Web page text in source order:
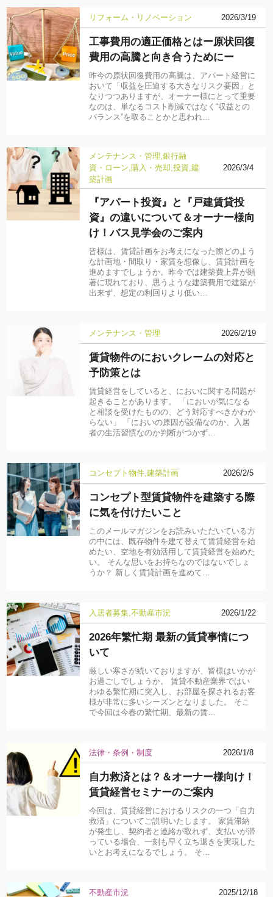
リフォーム・リノベーション 2026/3/19
工事費用の適正価格とはー原状回復
費用の高騰と向き合うためにー
昨今の原状回復費用の高騰は、アパート経営に
おいて「収益を圧迫する大きなリスク要因」と
なりつつありますが、オーナー様にとって重要
なのは、単なるコスト削減ではなく“収益との
バランス”を取ることかと思われ…
メンテナンス・管理 銀行融
資・ローン 購入・売却 投資 建
築計画
2026/3/4
『アパート投資』と『戸建賃貸投
資』の違いについて＆オーナー様向
け！バス見学会のご案内
皆様は、賃貸計画をお考えになった際どのよう
な計画地・間取り・家賃を想像し、賃貸計画を
進めますでしょうか。昨今では建築費上昇が顕
著に現れており、思うような建築費用で建築が
出来ず、想定の利回りより低い…
メンテナンス・管理 2026/2/19
賃貸物件のにおいクレームの対応と
予防策とは
賃貸経営をしていると、においに関する問題が
起きることがあります。 「においが気になる
と相談を受けたものの、どう対応すべきかわか
らない」 「においの原因が設備なのか、入居
者の生活習慣なのか判断がつかず…
コンセプト物件 建築計画 2026/2/5
コンセプト型賃貸物件を建築する際
に気を付けたいこと
このメールマガジンをお読みいただいている方
の中には、既存物件を建て替えて賃貸経営を始
めたい、空地を有効活用して賃貸経営を始めた
い。 そんな思いをお持ちなのではないでしょ
うか？ 新しく賃貸計画を進めて…
入居者募集 不動産市況 2026/1/22
2026年繁忙期 最新の賃貸事情につ
いて
厳しい寒さが続いておりますが、皆様はいかが
お過ごしでしょうか。 賃貸不動産業界ではい
わゆる繁忙期に突入し、お部屋を探されるお客
様が非常に多いシーズンとなりました。 そこ
で今回は今春の繁忙期、最新の賃…
法律・条例・制度 2026/1/8
自力救済とは？＆オーナー様向け！
賃貸経営セミナーのご案内
今回は、賃貸経営におけるリスクの一つ「自力
救済」についてご説明いたします。 家賃滞納
が発生し、契約者と連絡が取れず、支払いが滞
っている場合、一刻も早く立ち退きを実現した
いとお考えになるでしょう。 そ…
不動産市況 2025/12/18